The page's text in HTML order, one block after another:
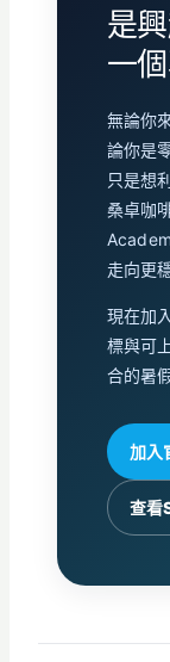
是
一
無論你
論你是
只是想
桑卓咖
走向更
現在加
標與可
合的暑
加入
查看